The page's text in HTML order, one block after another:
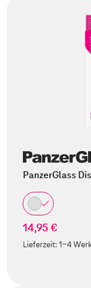
PanzerGlass
14,95 €
Lieferzeit:1-4